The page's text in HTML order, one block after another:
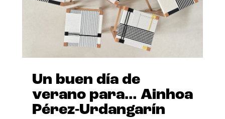
Un buen día de
verano para… Ainhoa
Pérez-Urdangarín